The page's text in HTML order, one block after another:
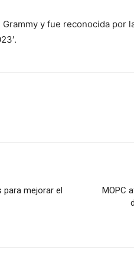
y fue reconocida por
para mejorar el
MOPC